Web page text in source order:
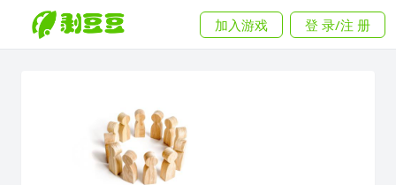
加入游戏 登 录/注 册